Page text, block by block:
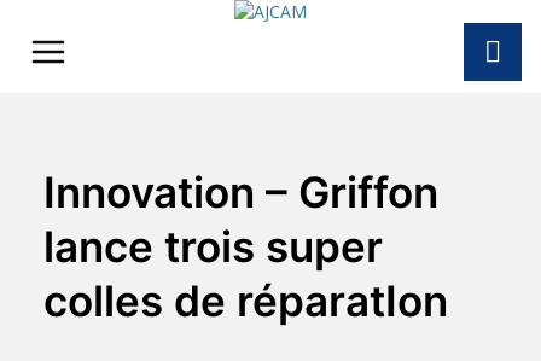
content
Innovation – Griffon
lance trois super
colles de réparatIon